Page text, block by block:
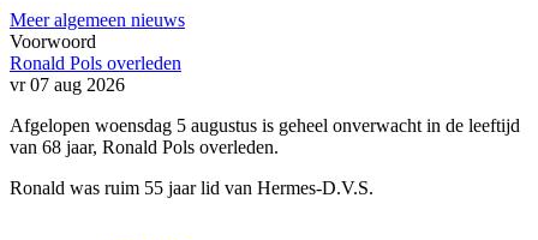
Meer algemeen nieuws
Voorwoord
Ronald Pols overleden
vr 07 aug 2026
Afgelopen woensdag 5 augustus is geheel onverwacht in de leeftijd
van 68 jaar, Ronald Pols overleden.
Ronald was ruim 55 jaar lid van Hermes-D.V.S.